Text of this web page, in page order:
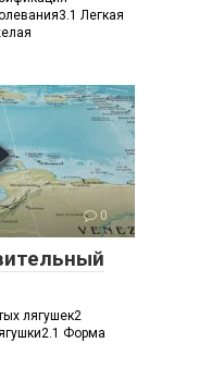
Легкая
0
лягушек2
Форма